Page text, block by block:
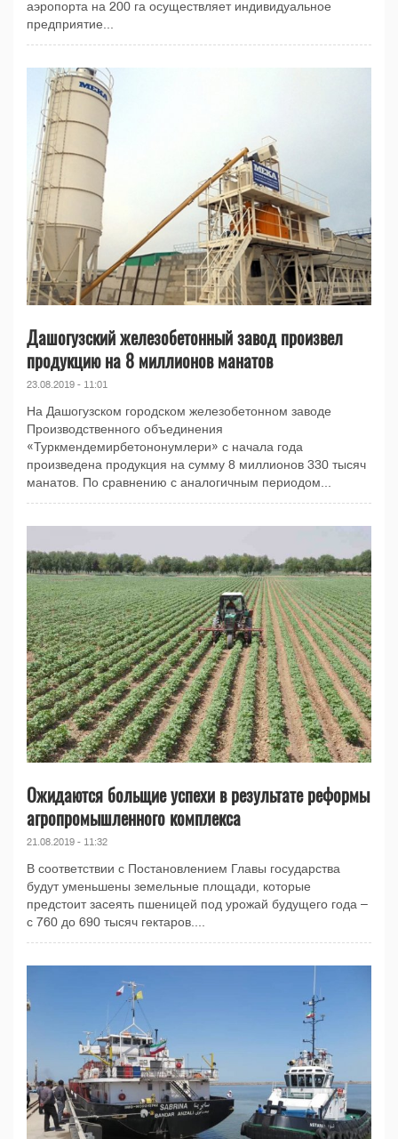
аэропорта на 200 га осуществляет индивидуальное
предприятие...
Дашогузский железобетонный завод произвел
продукцию на 8 миллионов манатов
23.08.2019 - 11:01
На Дашогузском городском железобетонном заводе
Производственного объединения
«Туркмендемирбетононумлери» с начала года
произведена продукция на сумму 8 миллионов 330 тысяч
манатов. По сравнению с аналогичным периодом...
Ожидаются больщие успехи в результате реформы
агропромышленного комплекса
21.08.2019 - 11:32
В соответствии с Постановлением Главы государства
будут уменьшены земельные площади, которые
предстоит засеять пшеницей под урожай будущего года –
с 760 до 690 тысяч гектаров....